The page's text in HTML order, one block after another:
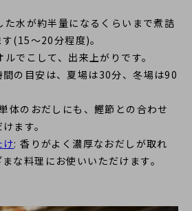
た水が約半量になるくらいまで煮詰
(15～20分程度)。
でこして、出来上がりです。
の目安は、夏場は30分、冬場は90
体のおだしにも、鰹節との合わせ
ます。
け: 香りがよく濃厚なおだしが取れ
な料理にお使いいただけます。